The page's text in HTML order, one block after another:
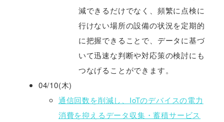
減できるだけでなく、頻繁に点検に
行けない場所の設備の状況を定期的
に把握できることで、データに基づ
いて迅速な判断や対応策の検討にも
つなげることができます。
04/10(木)
通信回数を削減し、IoTのデバイスの電力
消費を抑えるデータ収集・蓄積サービス